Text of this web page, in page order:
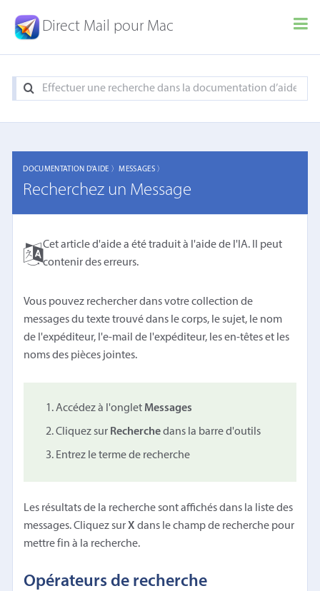
Direct Mail pour Mac
DOCUMENTATION D'AIDE 〉MESSAGES 〉
Recherchez un Message
Cet article d'aide a été traduit à l'aide de l'IA. Il peut
contenir des erreurs.
Vous pouvez rechercher dans votre collection de
messages du texte trouvé dans le corps, le sujet, le nom
de l'expéditeur, l'e-mail de l'expéditeur, les en-têtes et les
noms des pièces jointes.
Accédez à l'onglet Messages
Cliquez sur Recherchedans la barre d'outils
Entrez le terme de recherche
Les résultats de la recherche sont affichés dans la liste des
messages. Cliquez surX dans le champ de recherche pour
mettre fin à la recherche.
Opérateurs de recherche